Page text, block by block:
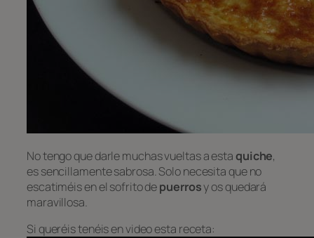
No tengo que darle muchas vueltas a estaquiche,
es sencillamente sabrosa. Solo necesita que no
escatiméis en el sofrito depuerrosy os quedará
maravillosa.
Si queréis tenéis en video esta receta: